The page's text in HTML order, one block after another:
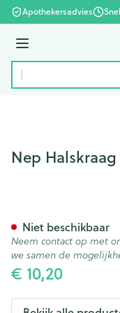
Ga naar de inhoud
Apothekersadvies
Menu
Product, merk,
Nep Halskraag
€ 10,20
Niet beschikbaar
Neem contact op met
we samen de